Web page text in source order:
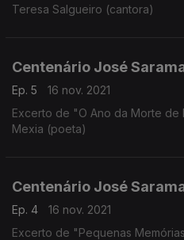
Teresa Salgueiro (cantora)
Centenário José
Ep. 5
16 nov. 2021
Excerto de "O Ano da Morte de
Mexia (poeta)
Centenário José
Ep. 4
16 nov. 2021
Excerto de "Pequenas